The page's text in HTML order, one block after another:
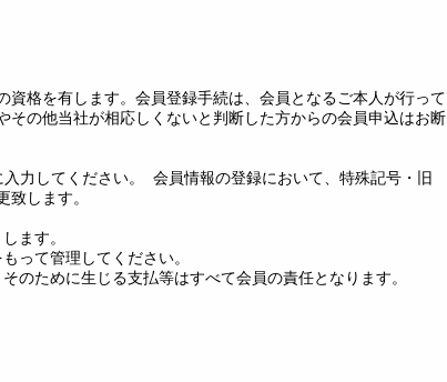
格を有します。会員登録手続は、会員となるご本人が行って
の他当社が相応しくないと判断した方からの会員申込はお断
力してください。 会員情報の登録において、特殊記号・旧
します。
ます。
って管理してください。
ために生じる支払等はすべて会員の責任となります。